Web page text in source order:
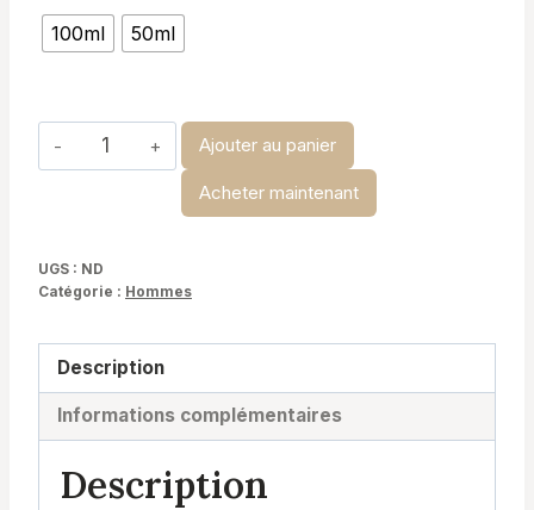
100ml
50ml
quantité
de
Gio
profondo
Ajouter au panier
Acheter maintenant
UGS : ND
Catégorie : Hommes
Description
Informations complémentaires
Description